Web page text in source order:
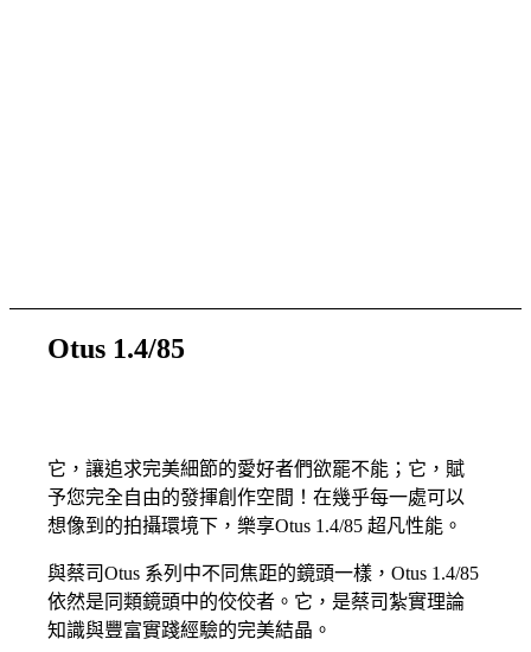
Otus 1.4/85
它，讓追求完美細節的愛好者們欲罷不能；它，賦
予您完全自由的發揮創作空間！在幾乎每一處可以
想像到的拍攝環境下，樂享Otus 1.4/85 超凡性能。
與蔡司Otus 系列中不同焦距的鏡頭一樣，Otus 1.4/85
依然是同類鏡頭中的佼佼者。它，是蔡司紮實理論
知識與豐富實踐經驗的完美結晶。